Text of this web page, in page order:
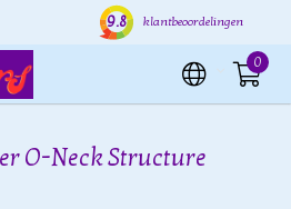
Versand innerhalb von 24
9.8 klantbeoordelingen
0
O-Neck Structure